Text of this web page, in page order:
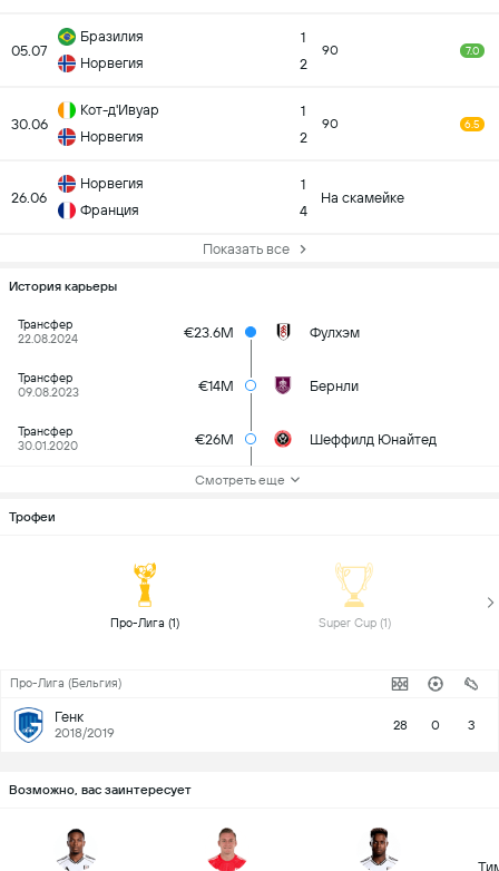
05.07
Бразилия
Норвегия
1
2
90 7.0
30.06
Кот-д'Ивуар
Норвегия
1
2
90 6.5
26.06
Норвегия
Франция
1
4
На скамейке
Показать все
История карьеры
Трансфер
22.08.2024
€23.6M Фулхэм
Трансфер
09.08.2023
€14M Бернли
Трансфер
30.01.2020
€26M Шеффилд Юнайтед
Смотреть еще
Трофеи
Про-Лига (1) Super Cup (1)
Про-Лига (Бельгия)
Генк
2018/2019 28 0 3
Возможно, вас заинтересует